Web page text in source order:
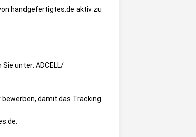
handgefertigtes.de aktiv zu
Sie unter: ADCELL/
damit das Tracking